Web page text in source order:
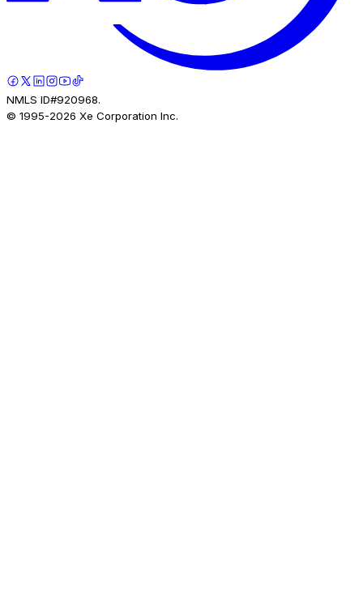
NMLS ID#920968.
© 1995-2026 Xe Corporation Inc.